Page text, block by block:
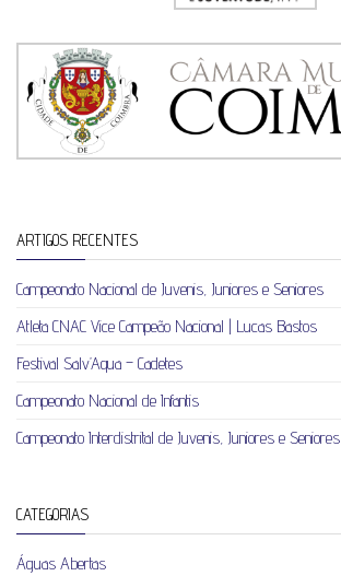
ARTIGOS RECENTES
Campeonato Nacional de Juvenis, Juniores e Seniores
Atleta CNAC Vice Campeão Nacional | Lucas Bastos
Festival Salv’Aqua – Cadetes
Campeonato Nacional de Infantis
Campeonato Interdistrital de Juvenis, Juniores e Seniores
CATEGORIAS
Águas Abertas